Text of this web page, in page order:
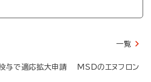
一覧
与で適応拡大申請 MSDのエヌフロン